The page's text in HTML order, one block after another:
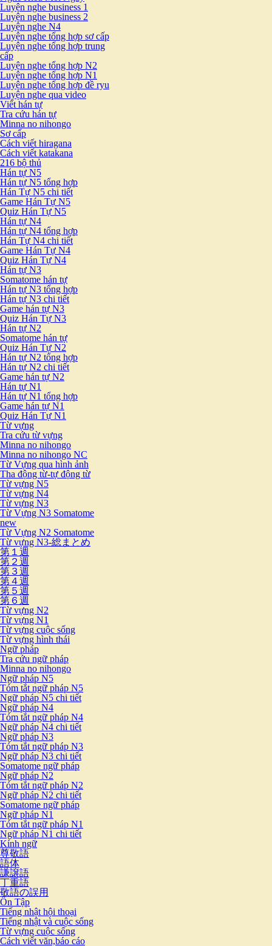
Luyện nghe business 1
Luyện nghe business 2
Luyện nghe N4
Luyện nghe tổng hợp sơ cấp
Luyện nghe tổng hợp trung
cấp
Luyện nghe tổng hợp N2
Luyện nghe tổng hợp N1
Luyện nghe tổng hợp đề ryu
Luyện nghe qua video
Viết hán tự
Tra cứu hán tự
Minna no nihongo
Sơ cấp
Cách viết hiragana
Cách viết katakana
216 bộ thủ
Hán tự N5
Hán tự N5 tổng hợp
Hán Tự N5 chi tiết
Game Hán Tự N5
Quiz Hán Tự N5
Hán tự N4
Hán tự N4 tổng hợp
Hán Tự N4 chi tiết
Game Hán Tự N4
Quiz Hán Tự N4
Hán tự N3
Somatome hán tự
Hán tự N3 tổng hợp
Hán tự N3 chi tiết
Game hán tự N3
Quiz Hán Tự N3
Hán tự N2
Somatome hán tự
Quiz Hán Tự N2
Hán tự N2 tổng hợp
Hán tự N2 chi tiết
Game hán tự N2
Hán tự N1
Hán tự N1 tổng hợp
Game hán tự N1
Quiz Hán Tự N1
Từ vựng
Tra cứu từ vựng
Minna no nihongo
Minna no nihongo NC
Từ Vựng qua hình ảnh
Tha động từ-tự động từ
Từ vựng N5
Từ vựng N4
Từ vựng N3
Từ Vựng N3 Somatome
new
Từ Vựng N2 Somatome
Từ vựng N3-総まとめ
第１週
第２週
第３週
第４週
第５週
第６週
Từ vựng N2
Từ vựng N1
Từ vựng cuộc sống
Từ vựng hình thái
Ngữ pháp
Tra cứu ngữ pháp
Minna no nihongo
Ngữ pháp N5
Tóm tắt ngữ pháp N5
Ngữ pháp N5 chi tiết
Ngữ pháp N4
Tóm tắt ngữ pháp N4
Ngữ pháp N4 chi tiết
Ngữ pháp N3
Tóm tắt ngữ pháp N3
Ngữ pháp N3 chi tiết
Somatome ngữ pháp
Ngữ pháp N2
Tóm tắt ngữ pháp N2
Ngữ pháp N2 chi tiết
Somatome ngữ pháp
Ngữ pháp N1
Tóm tắt ngữ pháp N1
Ngữ pháp N1 chi tiết
Kính ngữ
尊敬語
語体
謙譲語
丁重語
敬語の誤用
Ôn Tập
Tiếng nhật hội thoại
Tiếng nhật và cuộc sống
Từ vựng cuộc sống
Cách viết văn,báo cáo